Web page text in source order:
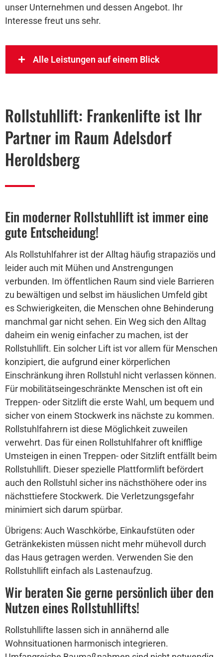
unser Unternehmen und dessen Angebot. Ihr
Interesse freut uns sehr.
Alle Leistungen auf einem Blick
Rollstuhllift: Frankenlifte ist Ihr
Partner im Raum Adelsdorf
Heroldsberg
Ein moderner Rollstuhllift ist immer eine
gute Entscheidung!
Als Rollstuhlfahrer ist der Alltag häufig strapaziös und
leider auch mit Mühen und Anstrengungen
verbunden. Im öffentlichen Raum sind viele Barrieren
zu bewältigen und selbst im häuslichen Umfeld gibt
es Schwierigkeiten, die Menschen ohne Behinderung
manchmal gar nicht sehen. Ein Weg sich den Alltag
daheim ein wenig einfacher zu machen, ist der
Rollstuhllift. Ein solcher Lift ist vor allem für Menschen
konzipiert, die aufgrund einer körperlichen
Einschränkung ihren Rollstuhl nicht verlassen können.
Für mobilitätseingeschränkte Menschen ist oft ein
Treppen- oder Sitzlift die erste Wahl, um bequem und
sicher von einem Stockwerk ins nächste zu kommen.
Rollstuhlfahrern ist diese Möglichkeit zuweilen
verwehrt. Das für einen Rollstuhlfahrer oft knifflige
Umsteigen in einen Treppen- oder Sitzlift entfällt beim
Rollstuhllift. Dieser spezielle Plattformlift befördert
auch den Rollstuhl sicher ins nächsthöhere oder ins
nächsttiefere Stockwerk. Die Verletzungsgefahr
minimiert sich darum spürbar.
Übrigens: Auch Waschkörbe, Einkaufstüten oder
Getränkekisten müssen nicht mehr mühevoll durch
das Haus getragen werden. Verwenden Sie den
Rollstuhllift einfach als Lastenaufzug.
Wir beraten Sie gerne persönlich über den
Nutzen eines Rollstuhllifts!
Rollstuhllifte lassen sich in annähernd alle
Wohnsituationen harmonisch integrieren.